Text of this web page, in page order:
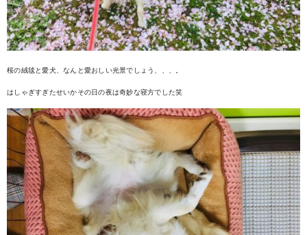
桜の絨毯と愛犬、なんと愛おしい光景でしょう、、、。
はしゃぎすぎたせいかその日の夜は奇妙な寝方でした笑